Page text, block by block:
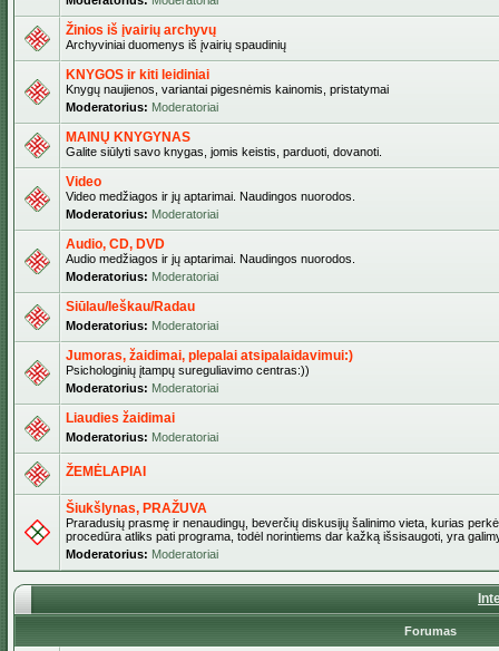
Žinios iš įvairių archyvų
Archyviniai duomenys iš įvairių spaudinių
KNYGOS ir kiti leidiniai
Knygų naujienos, variantai pigesnėmis kainomis, pristatymai
Moderatorius: Moderatoriai
MAINŲ KNYGYNAS
Galite siūlyti savo knygas, jomis keistis, parduoti, dovanoti.
Video
Video medžiagos ir jų aptarimai. Naudingos nuorodos.
Moderatorius: Moderatoriai
Audio, CD, DVD
Audio medžiagos ir jų aptarimai. Naudingos nuorodos.
Moderatorius: Moderatoriai
Siūlau/Ieškau/Radau
Moderatorius: Moderatoriai
Jumoras, žaidimai, plepalai atsipalaidavimui:)
Psichologinių įtampų sureguliavimo centras:))
Moderatorius: Moderatoriai
Liaudies žaidimai
Moderatorius: Moderatoriai
ŽEMĖLAPIAI
Šiukšlynas, PRAŽUVA
Praradusių prasmę ir nenaudingų, beverčių diskusijų šalinimo vieta, kurias
procedūra atliks pati programa, todėl norintiems dar kažką išsisaugoti, yra
Moderatorius: Moderatoriai
Forumas